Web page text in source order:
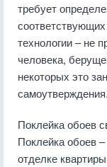
требует
технологии – не
человека,
некоторых это
самоутверждения.
Поклейка обоев
Поклейка обоев
отделке